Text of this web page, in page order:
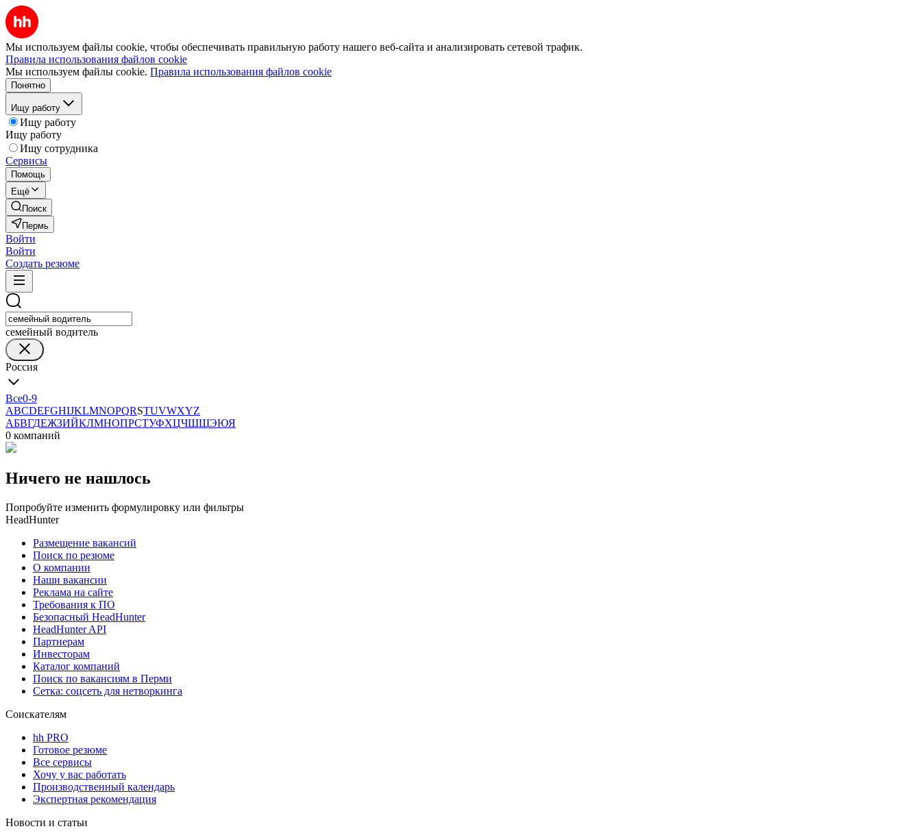
Мы используем файлы cookie, чтобы обеспечивать правильную работу нашего веб-сайта и анализировать сетевой трафик.
Правила использования файлов cookie
Мы используем файлы cookie. Правила использования файлов cookie
Понятно
Ищу работу
Ищу работу
Ищу работу
Ищу сотрудника
Сервисы
Помощь
Ещё
Поиск
Пермь
Войти
Войти
Создать резюме
семейный водитель
Россия
Все0-9
ABCDEFGHIJKLMNOPQRSTUVWXYZ
АБВГДЕЖЗИЙКЛМНОПРСТУФХЦЧШЩЭЮЯ
0 компаний
Ничего не нашлось
Попробуйте изменить формулировку или фильтры
HeadHunter
Размещение вакансий
Поиск по резюме
О компании
Наши вакансии
Реклама на сайте
Требования к ПО
Безопасный HeadHunter
HeadHunter API
Партнерам
Инвесторам
Каталог компаний
Поиск по вакансиям в Перми
Сетка: соцсеть для нетворкинга
Соискателям
hh PRO
Готовое резюме
Все сервисы
Хочу у вас работать
Производственный календарь
Экспертная рекомендация
Новости и статьи